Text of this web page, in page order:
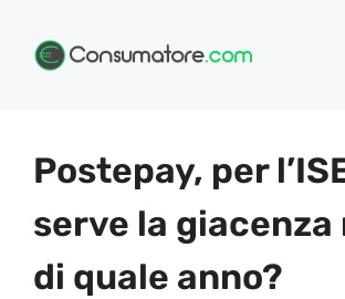
Postepay, per
serve la giacenza
di quale anno?